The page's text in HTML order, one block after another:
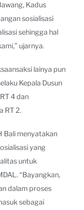
Kadus
sosialisasi
sehingga hal
ujarnya.
lainya pun
Kepala Dusun
4 dan
RT 2.
Bali menyatakan
yang
untuk
“Bayangkan,
dalam proses
sebagai